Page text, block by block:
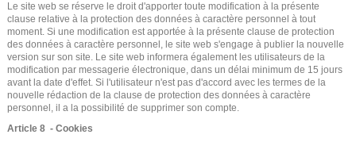
Le site web se réserve le droit d'apporter toute modification à la présente
clause relative à la protection des données à caractère personnel à tout
moment. Si une modification est apportée à la présente clause de protection
des données à caractère personnel, le site web s'engage à publier la nouvelle
version sur son site. Le site web informera également les utilisateurs de la
modification par messagerie électronique, dans un délai minimum de 15 jours
avant la date d'effet. Si l'utilisateur n'est pas d'accord avec les termes de la
nouvelle rédaction de la clause de protection des données à caractère
personnel, il a la possibilité de supprimer son compte.
Article 8 - Cookies